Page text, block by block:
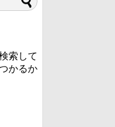
索して
かるか